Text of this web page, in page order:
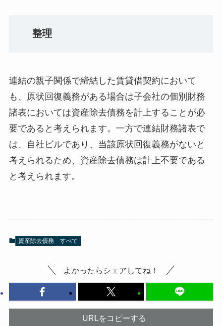
整理
連結の親子関係で締結した賃貸借契約において
も、原状回復義務がある場合は子会社の個別財務
諸表においては資産除去債務を計上することが必
要であると考えられます。一方で連結財務諸表で
は、自社ビルであり、当該原状回復義務がないと
考えられるため、資産除去債務は計上不要である
と考えられます。
資産除去債務 すべて
よかったらシェアしてね！
URLをコピーする